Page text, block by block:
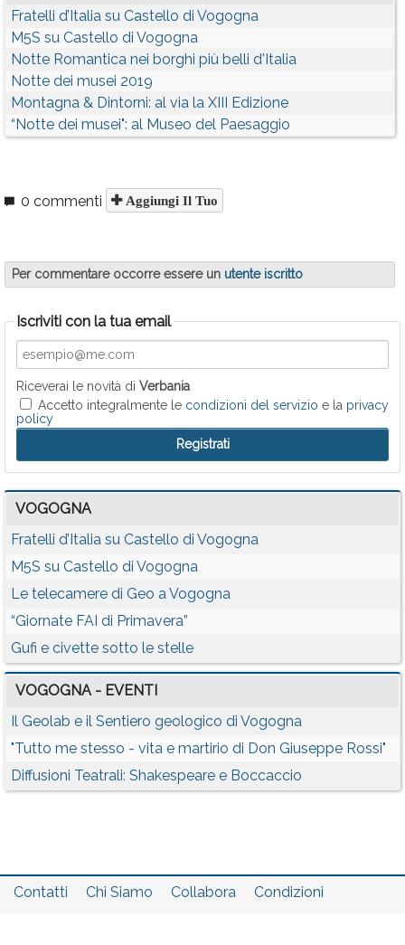
Fratelli d’Italia su Castello di Vogogna
M5S su Castello di Vogogna
Notte Romantica nei borghi più belli d'Italia
Notte dei musei 2019
Montagna & Dintorni: al via la XIII Edizione
“Notte dei musei": al Museo del Paesaggio
0 commenti Aggiungi Il Tuo
Per commentare occorre essere un utente iscritto
Iscriviti con la tua email
Riceverai le novità di Verbania
Accetto integralmente le condizioni del servizio e la privacy
policy
VOGOGNA
Fratelli d’Italia su Castello di Vogogna
M5S su Castello di Vogogna
Le telecamere di Geo a Vogogna
“Giornate FAI di Primavera”
Gufi e civette sotto le stelle
VOGOGNA - EVENTI
Il Geolab e il Sentiero geologico di Vogogna
"Tutto me stesso - vita e martirio di Don Giuseppe Rossi"
Diffusioni Teatrali: Shakespeare e Boccaccio
Contatti Chi Siamo Collabora
Condizioni